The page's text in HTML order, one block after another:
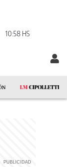
10:58 HS